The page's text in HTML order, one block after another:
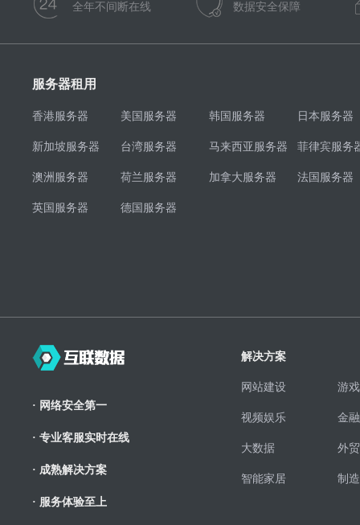
全年不间断在线
数据安全保障
服务器租用
香港服务器 美国服务器 韩国服务器 日本服务器
新加坡服务器 台湾服务器 马来西亚服务器 菲律宾服务
澳洲服务器 荷兰服务器 加拿大服务器 法国服务器
英国服务器 德国服务器
· 网络安全第一
· 专业客服实时在线
· 成熟解决方案
· 服务体验至上
解决方案
网站建设 游
视频娱乐 金
大数据 外
智能家居 制